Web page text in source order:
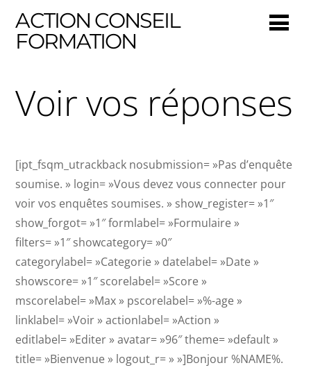
ACTION CONSEIL
FORMATION
Voir vos réponses
[ipt_fsqm_utrackback nosubmission= »Pas d’enquête
soumise. » login= »Vous devez vous connecter pour
voir vos enquêtes soumises. » show_register= »1″
show_forgot= »1″ formlabel= »Formulaire »
filters= »1″ showcategory= »0″
categorylabel= »Categorie » datelabel= »Date »
showscore= »1″ scorelabel= »Score »
mscorelabel= »Max » pscorelabel= »%-age »
linklabel= »Voir » actionlabel= »Action »
editlabel= »Editer » avatar= »96″ theme= »default »
title= »Bienvenue » logout_r= » »]Bonjour %NAME%.